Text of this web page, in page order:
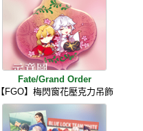
Fate/Grand Order
【FGO】梅閃窗花壓克力吊飾